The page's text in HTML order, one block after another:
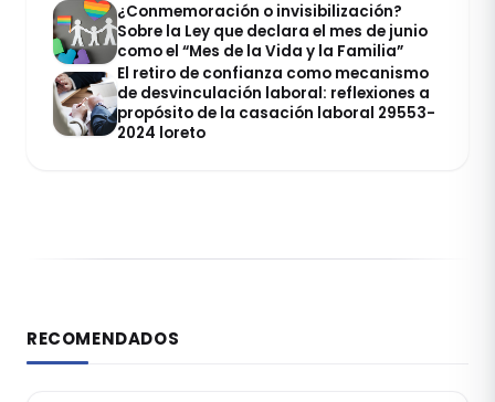
¿Conmemoración o invisibilización?
Sobre la Ley que declara el mes de junio
como el “Mes de la Vida y la Familia”
El retiro de confianza como mecanismo
de desvinculación laboral: reflexiones a
propósito de la casación laboral 29553-
2024 loreto
RECOMENDADOS
DERECHO LABORAL